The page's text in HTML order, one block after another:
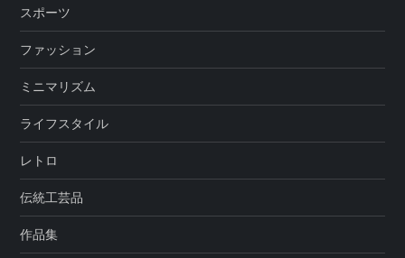
スポーツ
ファッション
ミニマリズム
ライフスタイル
レトロ
伝統工芸品
作品集